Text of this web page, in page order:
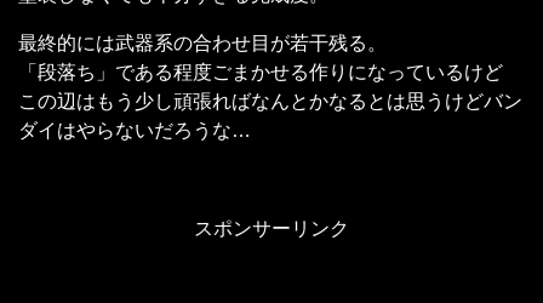
最終的には武器系の合わせ目が若干残る。
「段落ち」である程度ごまかせる作りになっているけど
この辺はもう少し頑張ればなんとかなるとは思うけどバン
ダイはやらないだろうな…
スポンサーリンク